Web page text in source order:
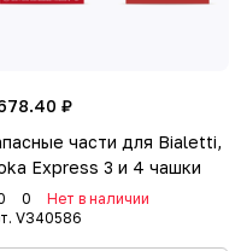
₽
части для Bialetti,
Express 3 и 4 чашки
0
Нет в наличии
V340586